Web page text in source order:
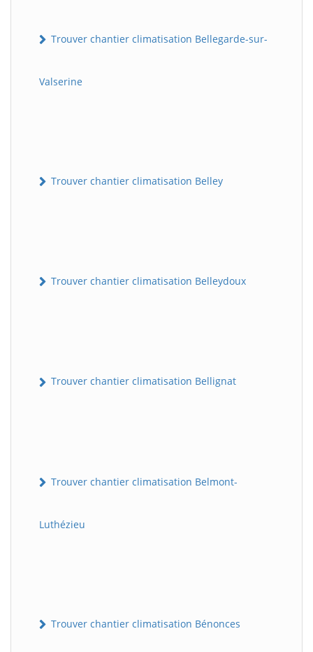
Trouver chantier climatisation Bellegarde-sur-
Valserine
Trouver chantier climatisation Belley
Trouver chantier climatisation Belleydoux
Trouver chantier climatisation Bellignat
Trouver chantier climatisation Belmont-
Luthézieu
Trouver chantier climatisation Bénonces